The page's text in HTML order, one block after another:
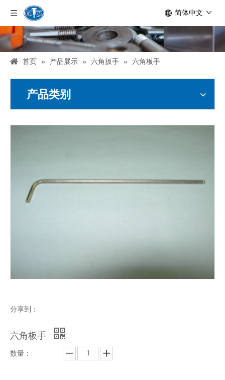
简体中文
首页 » 产品展示 » 六角扳手 » 六角板手
产品类别
分享到：
六角板手
数量：